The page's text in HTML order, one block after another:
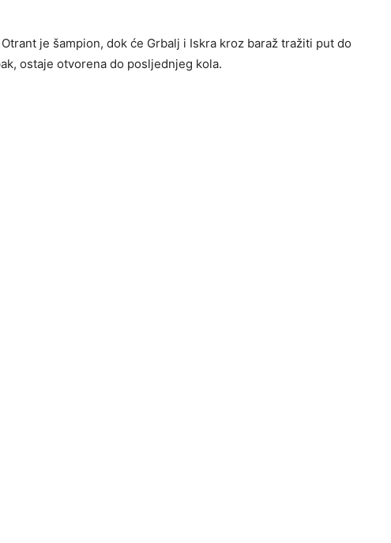
je šampion, dok će Grbalj i Iskra kroz baraž tražiti put do
ostaje otvorena do posljednjeg kola.